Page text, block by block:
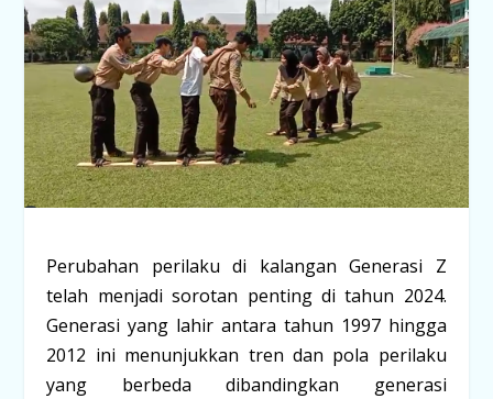
Perubahan perilaku di kalangan Generasi Z
telah menjadi sorotan penting di tahun 2024.
Generasi yang lahir antara tahun 1997 hingga
2012 ini menunjukkan tren dan pola perilaku
yang berbeda dibandingkan generasi